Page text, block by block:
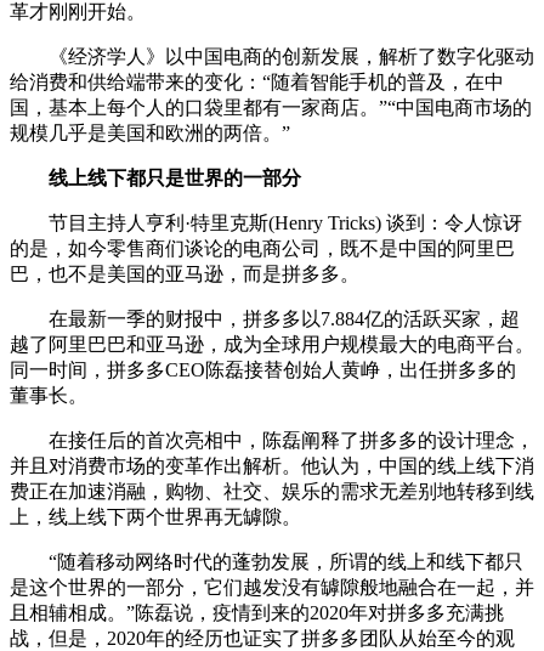
革才刚刚开始。
《经济学人》以中国电商的创新发展，解析了数字化驱动
给消费和供给端带来的变化：“随着智能手机的普及，在中
国，基本上每个人的口袋里都有一家商店。”“中国电商市场的
规模几乎是美国和欧洲的两倍。”
线上线下都只是世界的一部分
节目主持人亨利·特里克斯(Henry Tricks) 谈到：令人惊讶
的是，如今零售商们谈论的电商公司，既不是中国的阿里巴
巴，也不是美国的亚马逊，而是拼多多。
在最新一季的财报中，拼多多以7.884亿的活跃买家，超
越了阿里巴巴和亚马逊，成为全球用户规模最大的电商平台。
同一时间，拼多多CEO陈磊接替创始人黄峥，出任拼多多的
董事长。
在接任后的首次亮相中，陈磊阐释了拼多多的设计理念，
并且对消费市场的变革作出解析。他认为，中国的线上线下消
费正在加速消融，购物、社交、娱乐的需求无差别地转移到线
上，线上线下两个世界再无罅隙。
“随着移动网络时代的蓬勃发展，所谓的线上和线下都只
是这个世界的一部分，它们越发没有罅隙般地融合在一起，并
且相辅相成。”陈磊说，疫情到来的2020年对拼多多充满挑
战，但是，2020年的经历也证实了拼多多团队从始至今的观